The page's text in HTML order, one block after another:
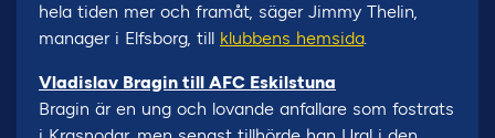
hela tiden mer och framåt, säger Jimmy Thelin,
manager i Elfsborg, till klubbens hemsida.
Vladislav Bragin till AFC Eskilstuna
Bragin är en ung och lovande anfallare som fostrats